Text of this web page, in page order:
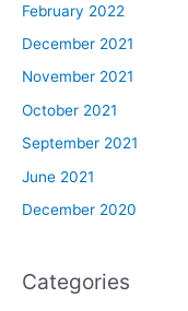
February 2022
December 2021
November 2021
October 2021
September 2021
June 2021
December 2020
Categories